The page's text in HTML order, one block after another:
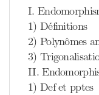
I.
1) Définitions
2) Polynômes
3)
II.
1) Def et pptes